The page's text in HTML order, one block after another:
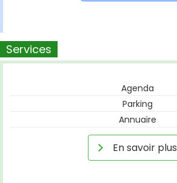
Services
Agenda
Parking
Annuaire
En savoir plus